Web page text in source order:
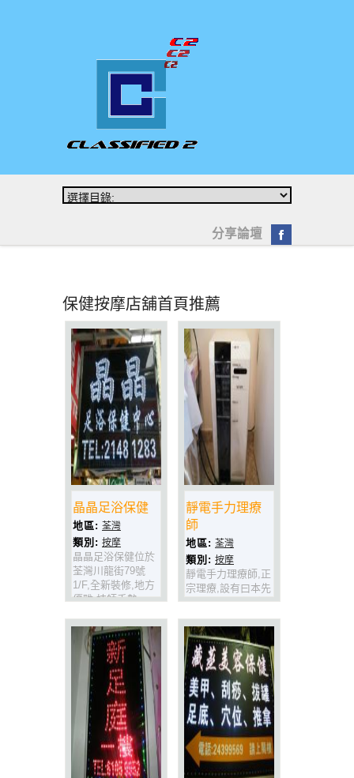
分享論壇
保健按摩店舖首頁推薦
晶晶足浴保健
地區: 荃灣
類別: 按摩
晶晶足浴保健位於
荃灣川龍街79號
1/F,全新裝修,地方
優雅,技師手勢一
青春貌美,設有獨立
房間,一定係全荃
灣.最平最正既休閑
好地方.
靜電手力理療
師
地區: 荃灣
類別: 按摩
靜電手力理療師,正
宗理療,設有曰本先
進儀器,能醫各種痛
症,適合新傷舊患,
按摩推拿,手法正宗
(請電話預
約)!!!!!!!!!!